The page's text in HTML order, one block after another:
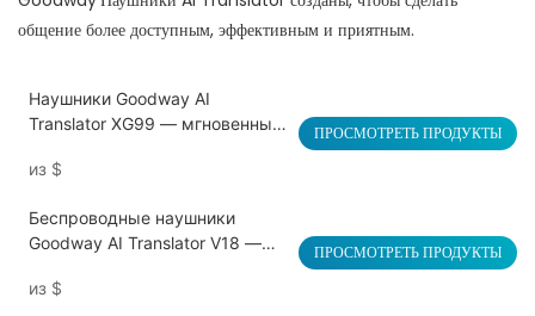
общение более доступным, эффективным и приятным.
Наушники Goodway AI
Translator XG99 — мгновенный
шумоподавление, Smart Touch
из $
ПРОСМОТРЕТЬ ПРОДУКТЫ
Беспроводные наушники
Goodway AI Translator V18 —
длительное время автономной
из $
ПРОСМОТРЕТЬ ПРОДУКТЫ